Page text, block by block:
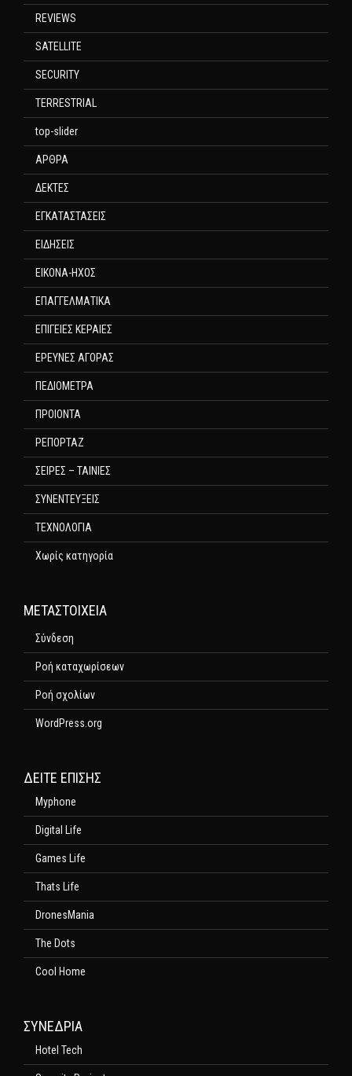
REVIEWS
SATELLITE
SECURITY
TERRESTRIAL
top-slider
ΑΡΘΡΑ
ΔΕΚΤΕΣ
ΕΓΚΑΤΑΣΤΑΣΕΙΣ
ΕΙΔΗΣΕΙΣ
ΕΙΚΟΝΑ-ΗΧΟΣ
ΕΠΑΓΓΕΛΜΑΤΙΚΑ
ΕΠΙΓΕΙΕΣ ΚΕΡΑΙΕΣ
ΕΡΕΥΝΕΣ ΑΓΟΡΑΣ
ΠΕΔΙΟΜΕΤΡΑ
ΠΡΟΙΟΝΤΑ
ΡΕΠΟΡΤΑΖ
ΣΕΙΡΕΣ – ΤΑΙΝΙΕΣ
ΣΥΝΕΝΤΕΥΞΕΙΣ
ΤΕΧΝΟΛΟΓΙΑ
Χωρίς κατηγορία
ΜΕΤΑΣΤΟΙΧΕΊΑ
Σύνδεση
Ροή καταχωρίσεων
Ροή σχολίων
WordPress.org
ΔΕΊΤΕ ΕΠΊΣΗΣ
Myphone
Digital Life
Games Life
Thats Life
DronesMania
The Dots
Cool Home
ΣΥΝΕΔΡΙΑ
Hotel Tech